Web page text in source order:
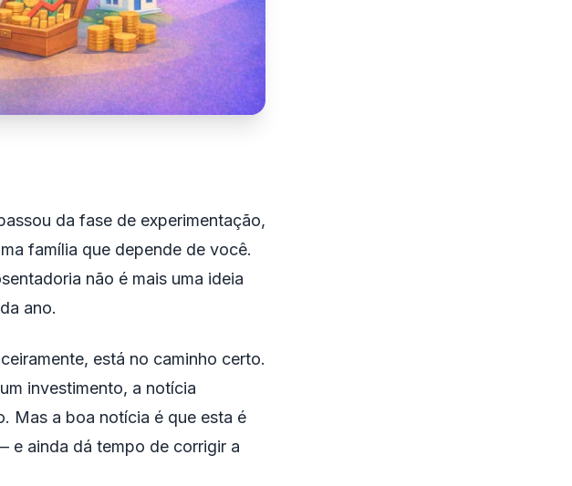
da fase de experimentação,
família que depende de você.
não é mais uma ideia
ano.
está no caminho certo.
investimento, a notícia
Mas a boa notícia é que esta é
e ainda dá tempo de corrigir a